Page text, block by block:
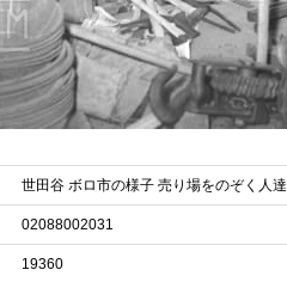
世田谷 ボロ市の様子 売り場をのぞく人達
02088002031
19360